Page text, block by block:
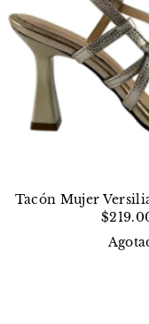
Tacón Mujer